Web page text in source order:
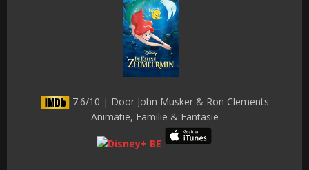
7.6/10 | Door John Musker & Ron Clements
Animatie, Familie & Fantasie